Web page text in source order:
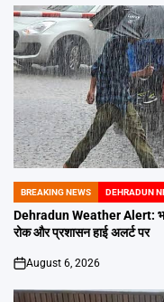
POSTED
IN
BREAKING NEWS DEHRADUN
Dehradun Weather Alert:
रोक और प्रशासन हाई अलर्ट पर
on
August 6, 2026